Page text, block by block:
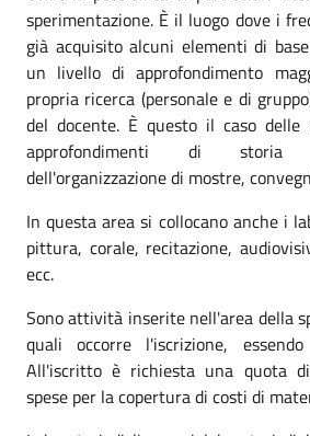
sperimentazione. È il luogo dove i
già acquisito alcuni elementi di
un livello di approfondimento
propria ricerca (personale e di
del docente. È questo il caso
approfondimenti di storia
dell'organizzazione di mostre,
In questa area si collocano anche i
pittura, corale, recitazione,
ecc.
Sono attività inserite nell'area della
quali occorre l'iscrizione,
All'iscritto è richiesta una quota
spese per la copertura di costi di